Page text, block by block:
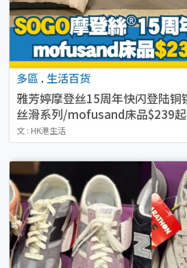
多區 . 生活百货
雅芳婷摩登丝15周年快闪登陆铜
丝滑系列/mofusand床品$239
文 : HK港生活